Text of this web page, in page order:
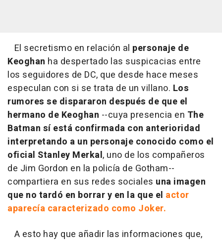
El secretismo en relación al personaje de
Keoghan ha despertado las suspicacias entre
los seguidores de DC, que desde hace meses
especulan con si se trata de un villano. Los
rumores se dispararon después de que el
hermano de Keoghan --cuya presencia en The
Batman sí está confirmada con anterioridad
interpretando a un personaje conocido como el
oficial Stanley Merkal, uno de los compañeros
de Jim Gordon en la policía de Gotham--
compartiera en sus redes sociales una imagen
que no tardó en borrar y en la que el actor
aparecía caracterizado como Joker.
A esto hay que añadir las informaciones que,